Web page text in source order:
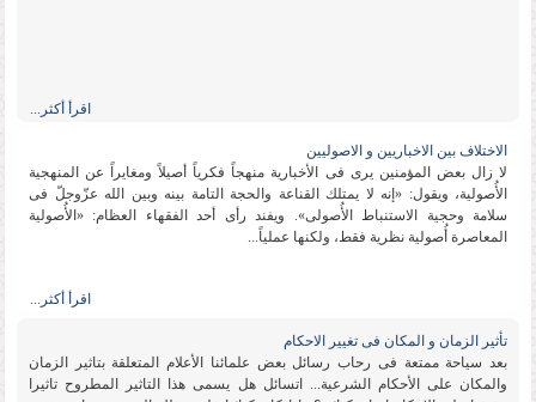
اقرأ أكثر...
الاختلاف بین الاخباریین و الاصولیین
لا زال بعض المؤمنین یرى فی الأخباریة منهجاً فكریاً أصیلاً ومغایراً عن المنهجیة
الأُصولیة، ویقول: «إنه لا یمتلك القناعة والحجة التامة بینه وبین الله عزّوجلّ فی
سلامة وحجیة الاستنباط الأُصولی». ویفند رأی أحد الفقهاء العظام: «الأُصولیة
المعاصرة أُصولیة نظریة فقط، ولكنها عملیاً...
اقرأ أكثر...
تأثیر الزمان و المكان فی تغییر الاحكام
بعد سیاحة ممتعة فی رحاب رسائل بعض علمائنا الأعلام المتعلقة بتاثیر الزمان
والمكان على الأحكام الشرعیة... اتسائل هل یسمى هذا التاثیر المطروح تاثیرا